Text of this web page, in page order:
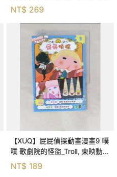
己】_侯文詠
NT$ 269
【XUQ】屁屁偵探動畫漫畫9 噗
噗 歌劇院的怪盜_Troll, 東映動畫
株式會社, 張東君
NT$ 189